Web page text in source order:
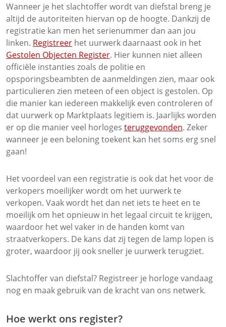
Wanneer je het slachtoffer wordt van diefstal breng je
altijd de autoriteiten hiervan op de hoogte. Dankzij de
registratie kan men het serienummer dan aan jou
linken. Registreer het uurwerk daarnaast ook in het
Gestolen Objecten Register. Hier kunnen niet alleen
officiële instanties zoals de politie en
opsporingsbeambten de aanmeldingen zien, maar ook
particulieren zien meteen of een object is gestolen. Op
die manier kan iedereen makkelijk even controleren of
dat uurwerk op Marktplaats legitiem is. Jaarlijks worden
er op die manier veel horloges teruggevonden. Zeker
wanneer je een beloning toekent kan het soms erg snel
gaan!
Het voordeel van een registratie is ook dat het voor de
verkopers moeilijker wordt om het uurwerk te
verkopen. Vaak wordt het dan net iets te heet en te
moeilijk om het opnieuw in het legaal circuit te krijgen,
waardoor het wel vaker in de handen komt van
straatverkopers. De kans dat zij tegen de lamp lopen is
groter, waardoor jij ook sneller je uurwerk terugziet.
Slachtoffer van diefstal? Registreer je horloge vandaag
nog en maak gebruik van de kracht van ons netwerk.
Hoe werkt ons register?